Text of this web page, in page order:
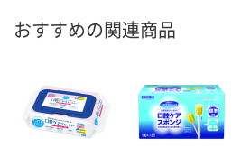
おすすめの関連商品